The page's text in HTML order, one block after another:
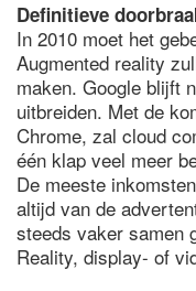
Definitieve
In 2010 moet het
Augmented reality
maken. Google blijft
uitbreiden. Met de
Chrome, zal cloud
één klap veel meer
De meeste
altijd van de
steeds vaker samen
Reality, display- of